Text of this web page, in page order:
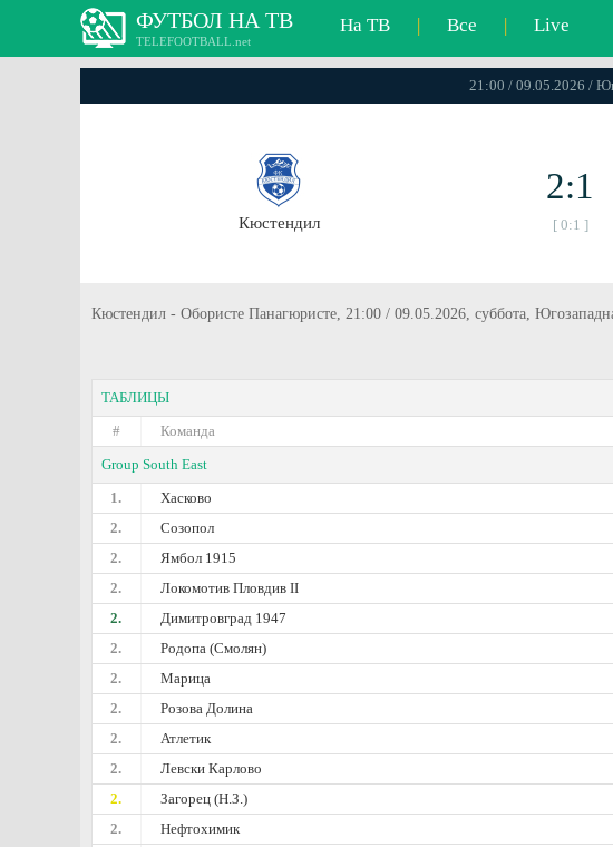
ФУТБОЛ НА ТВ
TELEFOOTBALL.net
На ТВ | Все | Live
21:00 / 09.05.2026 /
Кюстендил
2:1
[ 0:1 ]
Кюстендил - Обористе Панагюристе, 21:00 / 09.05.2026, суббота,
ТАБЛИЦЫ
#
Команда
Group South East
1.
Хасково
2.
Созопол
2.
Ямбол 1915
2.
Локомотив Пловдив II
2.
Димитровград 1947
2.
Родопа (Смолян)
2.
Марица
2.
Розова Долина
2.
Атлетик
2.
Левски Карлово
2.
Загорец (Н.З.)
2.
Нефтохимик